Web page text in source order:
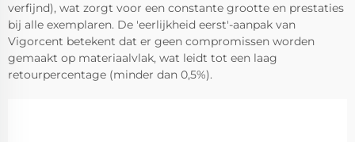
verfijnd), wat zorgt voor een constante grootte en prestaties
bij alle exemplaren. De 'eerlijkheid eerst'-aanpak van
Vigorcent betekent dat er geen compromissen worden
gemaakt op materiaalvlak, wat leidt tot een laag
retourpercentage (minder dan 0,5%).